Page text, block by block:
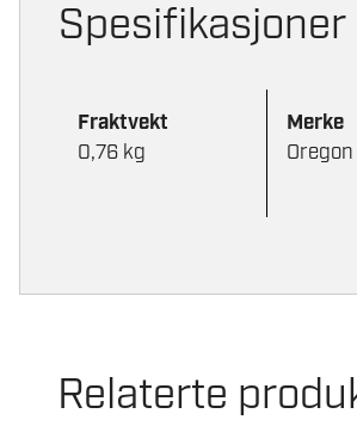
Spesifikasjoner
Fraktvekt
0,76 kg
Merke
Oregon
Relaterte